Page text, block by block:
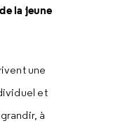
la jeune
une
et
à